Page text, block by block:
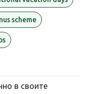
scheme
в своите